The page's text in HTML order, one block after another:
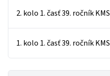
2. kolo 1. časť 39. ročník KMS
1. kolo 1. časť 39. ročník KMS